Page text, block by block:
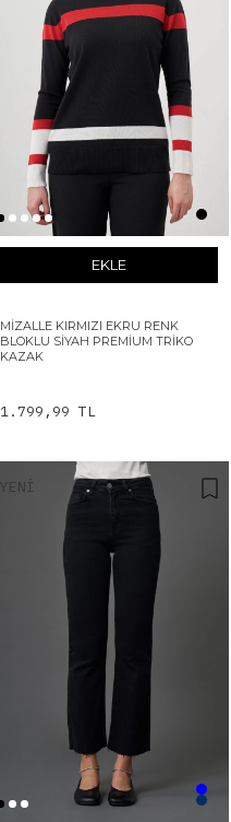
EKLE
MIZALLE KIRMIZI EKRU RENK
BLOKLU SIYAH PREMIUM TRIKO
KAZAK
1.799,99 TL
YENI